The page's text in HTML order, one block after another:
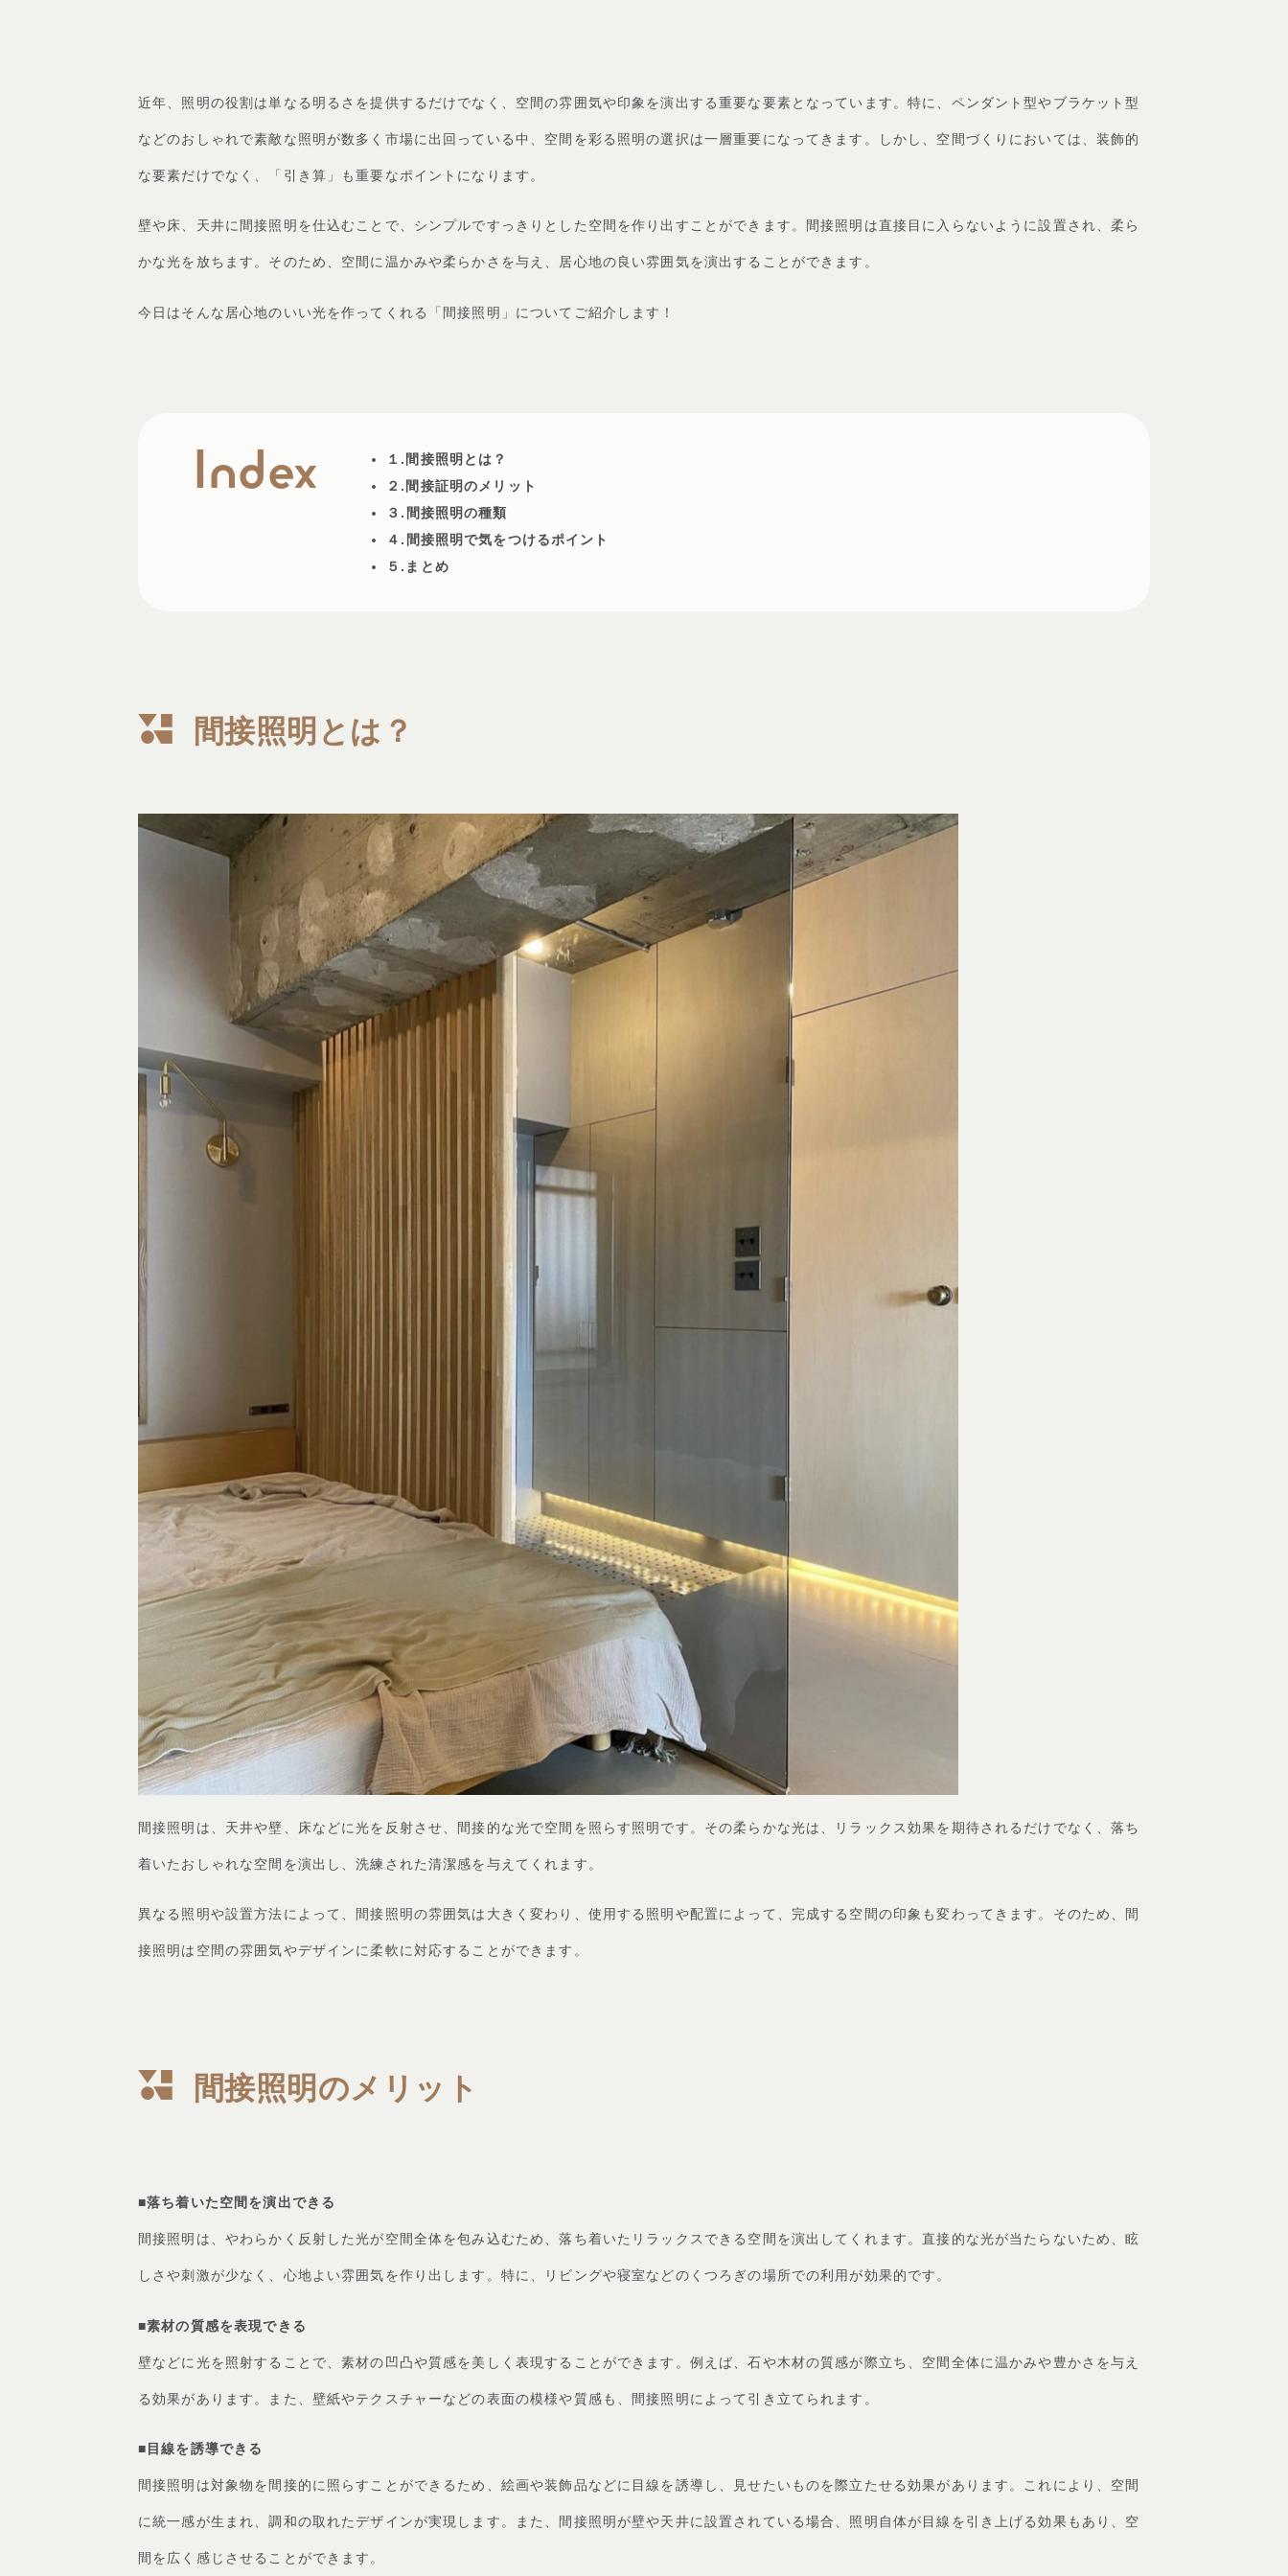
近年、照明の役割は単なる明るさを提供するだけでなく、空間の雰囲気や印象を演出する重要な要素となっています。特に、ペンダント型やブラケット型
などのおしゃれで素敵な照明が数多く市場に出回っている中、空間を彩る照明の選択は一層重要になってきます。しかし、空間づくりにおいては、装飾的
な要素だけでなく、「引き算」も重要なポイントになります。
壁や床、天井に間接照明を仕込むことで、シンプルですっきりとした空間を作り出すことができます。間接照明は直接目に入らないように設置され、柔ら
かな光を放ちます。そのため、空間に温かみや柔らかさを与え、居心地の良い雰囲気を演出することができます。
今日はそんな居心地のいい光を作ってくれる「間接照明」についてご紹介します！
１.間接照明とは？
２.間接証明のメリット
３. 間接照明の種類
４. 間接照明で気をつけるポイント
５.まとめ
間接照明とは？
間接照明は、天井や壁、床などに光を反射させ、間接的な光で空間を照らす照明です。その柔らかな光は、リラックス効果を期待されるだけでなく、落ち
着いたおしゃれな空間を演出し、洗練された清潔感を与えてくれます。
異なる照明や設置方法によって、間接照明の雰囲気は大きく変わり、使用する照明や配置によって、完成する空間の印象も変わってきます。そのため、間
接照明は空間の雰囲気やデザインに柔軟に対応することができます。
間接照明のメリット
■落ち着いた空間を演出できる
間接照明は、やわらかく反射した光が空間全体を包み込むため、落ち着いたリラックスできる空間を演出してくれます。直接的な光が当たらないため、眩
しさや刺激が少なく、心地よい雰囲気を作り出します。特に、リビングや寝室などのくつろぎの場所での利用が効果的です。
■素材の質感を表現できる
壁などに光を照射することで、素材の凹凸や質感を美しく表現することができます。例えば、石や木材の質感が際立ち、空間全体に温かみや豊かさを与え
る効果があります。また、壁紙やテクスチャーなどの表面の模様や質感も、間接照明によって引き立てられます。
■ 目線を誘導できる
間接照明は対象物を間接的に照らすことができるため、絵画や装飾品などに目線を誘導し、見せたいものを際立たせる効果があります。これにより、空間
に統一感が生まれ、調和の取れたデザインが実現します。また、間接照明が壁や天井に設置されている場合、照明自体が目線を引き上げる効果もあり、空
間を広く感じさせることができます。